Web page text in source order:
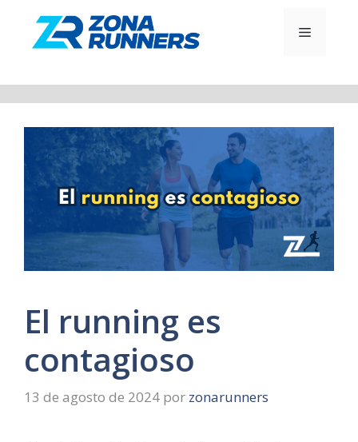
contenido
MENÚ
El running es
contagioso
13 de agosto de 2024 por zonarunners